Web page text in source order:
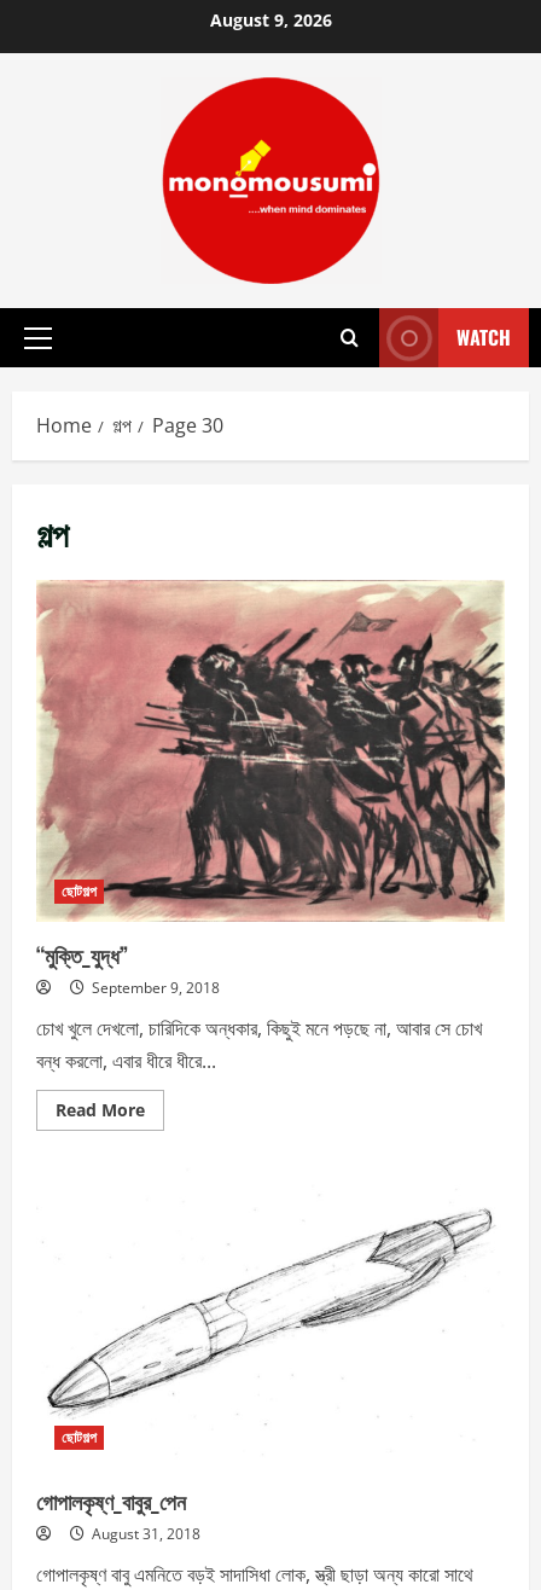
to
August 9, 2026
Primary
WATCH
Home গল্প Page 30
গল্প
ছোটগল্প
“মুক্তি_যুদ্ধ”
September 9, 2018
চোখ খুলে দেখলো, চারিদিকে অন্ধকার, কিছুই মনে পড়ছে না, আবার সে চোখ
বন্ধ করলো, এবার ধীরে ধীরে...
Read MoreRead
more
ছোটগল্প
গোপালকৃষ্ণ_বাবুর_পেন
August 31, 2018
গোপালকৃষ্ণ বাবু এমনিতে বড়ই সাদাসিধা লোক, স্ত্রী ছাড়া অন্য কারো সাথে